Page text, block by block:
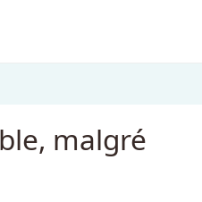
malgré